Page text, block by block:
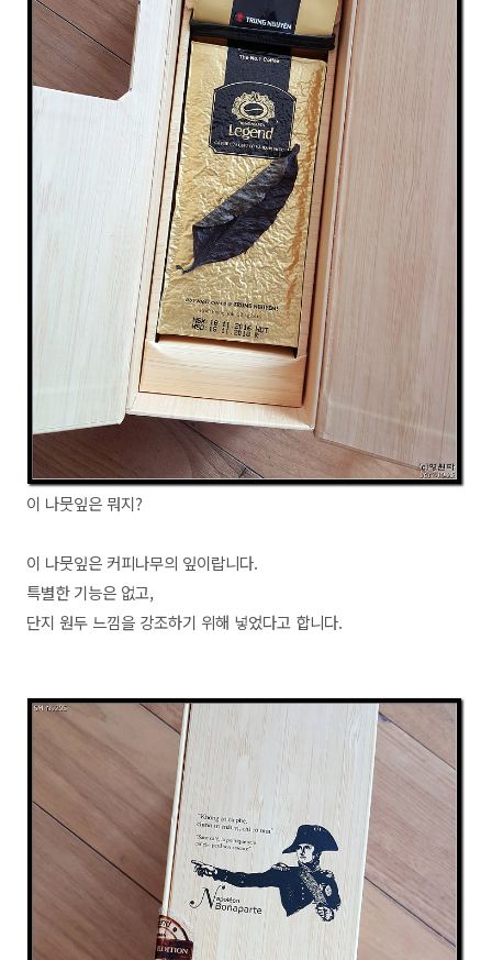
이 나뭇잎은 뭐지?
이 나뭇잎은 커피나무의 잎이랍니다.
특별한 기능은 없고,
단지 원두 느낌을 강조하기 위해 넣었다고 합니다.